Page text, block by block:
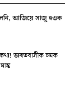
আজিয়ে সাজু হওক
ভাৰতবাসীক চমক